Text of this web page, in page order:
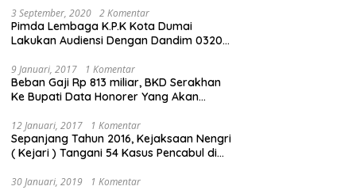
3 September, 2020 2 Komentar
Pimda Lembaga K.P.K Kota Dumai
Lakukan Audiensi Dengan Dandim 0320
9 Januari, 2017 1 Komentar
Beban Gaji Rp 813 miliar, BKD Serakhan
Ke Bupati Data Honorer Yang Akan
12 Januari, 2017 1 Komentar
Sepanjang Tahun 2016, Kejaksaan Nengri
( Kejari ) Tangani 54 Kasus Pencabul di
30 Januari, 2019 1 Komentar